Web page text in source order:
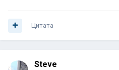
Цитата
Steve